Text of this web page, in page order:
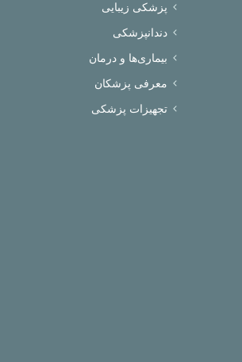
پزشکی زیبایی
دندانپزشکی
بیماری‌ها و درمان
معرفی پزشکان
تجهیزات پزشکی